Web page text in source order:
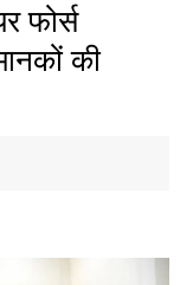
फोर्स
की